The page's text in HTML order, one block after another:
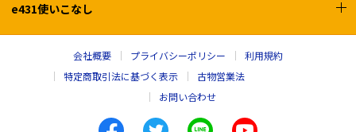
e431使いこなし
会社概要 プライバシーポリシー
利用規約
特定商取引法に基づく表示
古物営業法
お問い合わせ